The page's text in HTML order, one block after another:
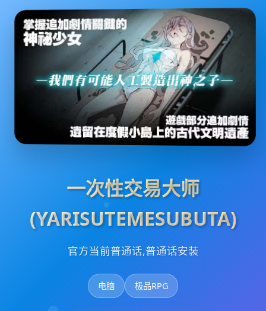
一次性交易大师
(YARISUTEMESUBUTA)
官方当前普通话,普通话安装
电脑 极品RPG